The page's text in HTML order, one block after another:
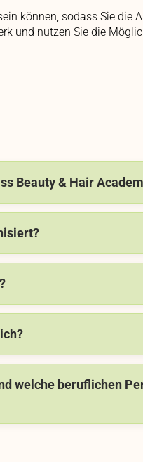
können, sodass Sie die
und nutzen Sie die
Beauty & Hair
welche beruflichen